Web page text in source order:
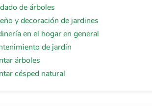
de árboles
y decoración de jardines
en el hogar en general
de jardín
árboles
césped natural